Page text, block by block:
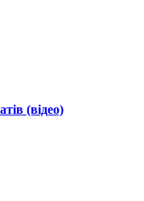
(відео)